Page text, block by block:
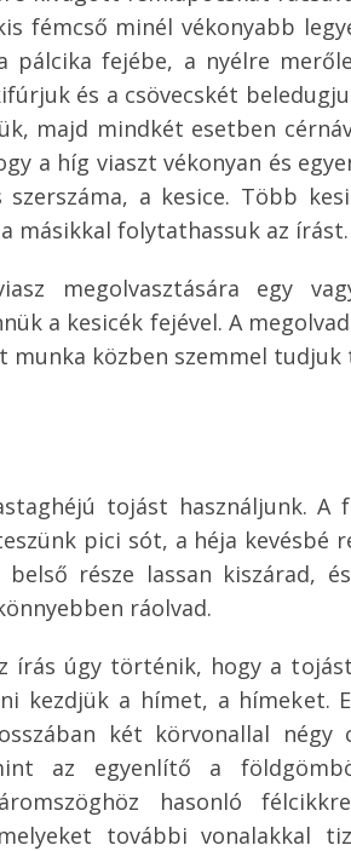
fémcső minél vékonyabb
pálcika fejébe, a nyélre
és a csövecskét
majd mindkét esetben
a híg viaszt vékonyan és
szerszáma, a kesice. Több
másikkal folytathassuk az írást.
megolvasztására egy
a kesicék fejével. A
munka közben szemmel
tojást használjunk.
pici sót, a héja kevésbé
része lassan kiszárad,
ráolvad.
írás úgy történik, hogy a
kezdjük a hímet, a hímeket.
két körvonallal négy
az egyenlítő a
hasonló
további vonalakkal